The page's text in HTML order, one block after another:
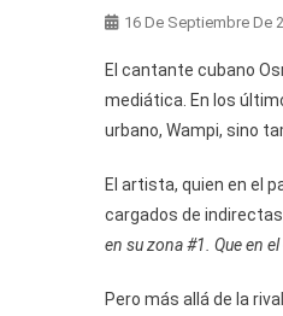
16 De Septiembre De
El cantante cubano
mediática. En los
urbano, Wampi, sino
El artista, quien en el
cargados de
en su zona #1. Que en
Pero más allá de la